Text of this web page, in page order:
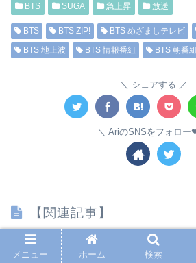
BTS SUGA 急上昇 放送
BTS BTS ZIP! BTS めざましテレビ
BTS 地上波
BTS 情報番組 BTS 朝番組
シェアする
AriのSNSをフォロー
【関連記事】
BTS
BTS テテのソロアルバム
メニュー ホーム 検索